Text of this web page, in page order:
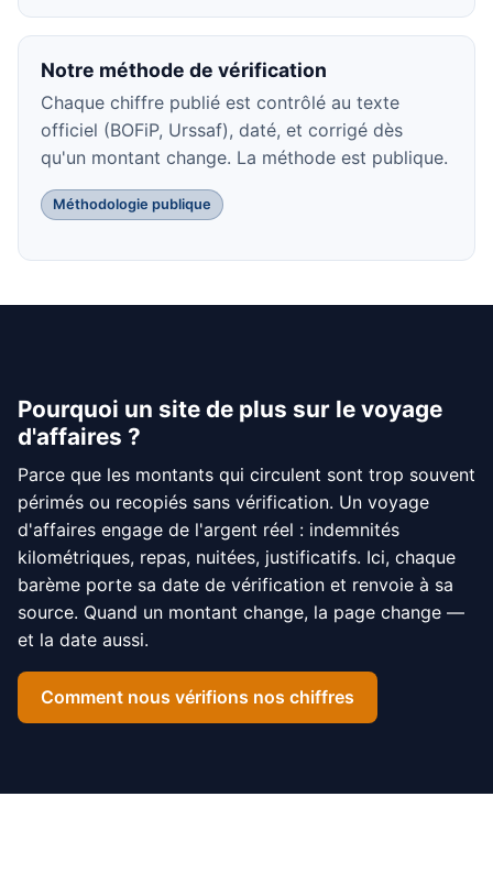
Notre méthode de vérification
Chaque chiffre publié est contrôlé au texte
officiel (BOFiP, Urssaf), daté, et corrigé dès
qu'un montant change. La méthode est publique.
Méthodologie publique
Pourquoi un site de plus sur le voyage
d'affaires ?
Parce que les montants qui circulent sont trop souvent
périmés ou recopiés sans vérification. Un voyage
d'affaires engage de l'argent réel : indemnités
kilométriques, repas, nuitées, justificatifs. Ici, chaque
barème porte sa date de vérification et renvoie à sa
source. Quand un montant change, la page change —
et la date aussi.
Comment nous vérifions nos chiffres